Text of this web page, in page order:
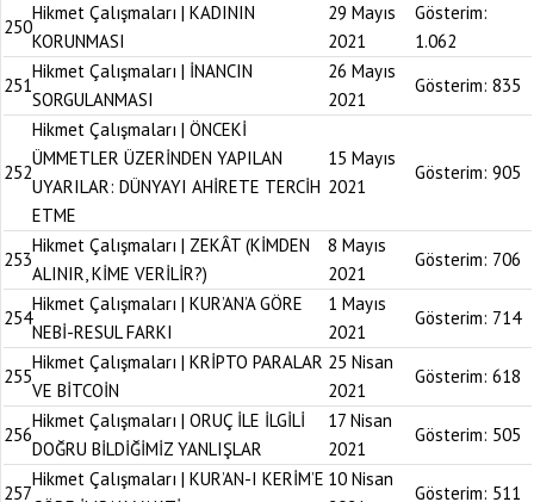
250
Hikmet Çalışmaları | KADININ
KORUNMASI
29 Mayıs
2021
Gösterim:
1.062
251
Hikmet Çalışmaları | İNANCIN
SORGULANMASI
26 Mayıs
2021
Gösterim: 835
252
Hikmet Çalışmaları | ÖNCEKİ
ÜMMETLER ÜZERİNDEN YAPILAN
UYARILAR: DÜNYAYI AHİRETE TERCİH
ETME
15 Mayıs
2021
Gösterim: 905
253
Hikmet Çalışmaları | ZEKÂT (KİMDEN
ALINIR, KİME VERİLİR?)
8 Mayıs
2021
Gösterim: 706
254
Hikmet Çalışmaları | KUR’AN’A GÖRE
NEBİ-RESUL FARKI
1 Mayıs
2021
Gösterim: 714
255
Hikmet Çalışmaları | KRİPTO PARALAR
VE BİTCOİN
25 Nisan
2021
Gösterim: 618
256
Hikmet Çalışmaları | ORUÇ İLE İLGİLİ
DOĞRU BİLDİĞİMİZ YANLIŞLAR
17 Nisan
2021
Gösterim: 505
257
Hikmet Çalışmaları | KUR’AN-I KERİM’E 10 Nisan
Gösterim: 511